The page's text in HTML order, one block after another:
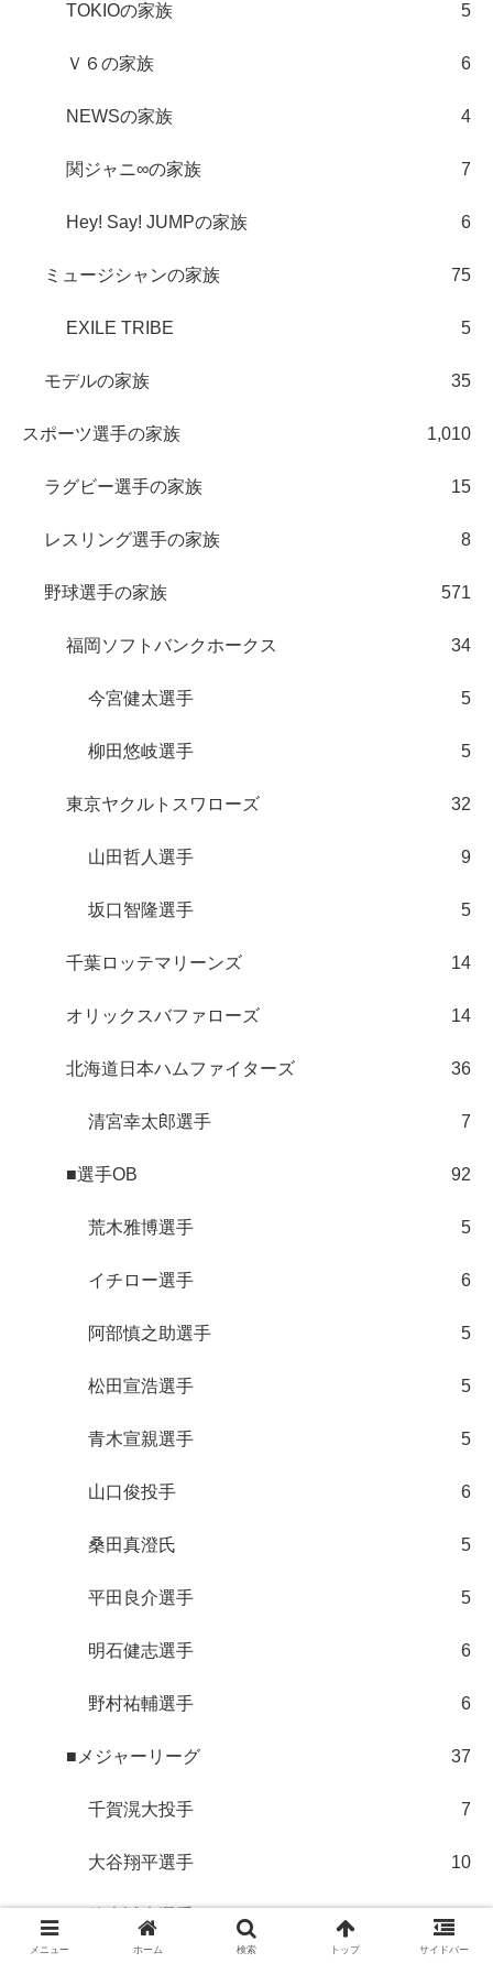
TOKIOの家族 5
Ｖ６の家族 6
NEWSの家族 4
関ジャニ∞の家族 7
Hey! Say! JUMPの家族 6
ミュージシャンの家族 75
EXILE TRIBE 5
モデルの家族 35
スポーツ選手の家族 1,010
ラグビー選手の家族 15
レスリング選手の家族 8
野球選手の家族 571
福岡ソフトバンクホークス 34
今宮健太選手 5
柳田悠岐選手 5
東京ヤクルトスワローズ 32
山田哲人選手 9
坂口智隆選手 5
千葉ロッテマリーンズ 14
オリックスバファローズ 14
北海道日本ハムファイターズ 36
清宮幸太郎選手 7
■選手OB 92
荒木雅博選手 5
イチロー選手 6
阿部慎之助選手 5
松田宣浩選手 5
青木宣親選手 5
山口俊投手 6
桑田真澄氏 5
平田良介選手 5
明石健志選手 6
野村祐輔選手 6
■メジャーリーグ 37
千賀滉大投手 7
大谷翔平選手 10
メニュー ホーム 検索 トップ サイドバー